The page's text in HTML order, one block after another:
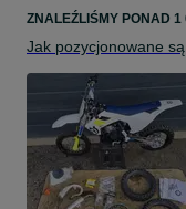
ZNALEŹLIŚMY PONAD 1
Jak pozycjonowane